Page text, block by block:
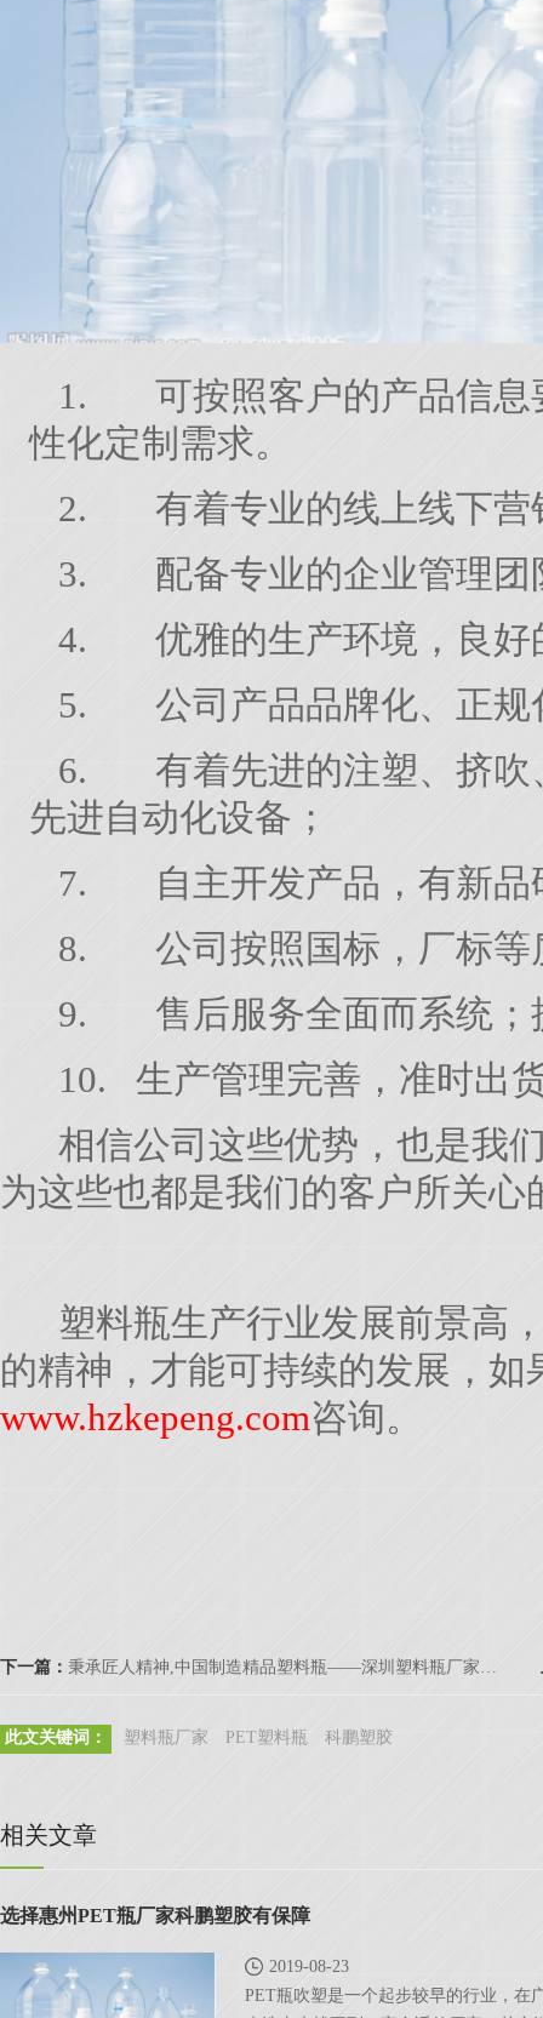
1. 可按照客户的产品信
性化定制需求。
2. 有着专业的线上线下
3. 配备专业的企业管理
4. 优雅的生产环境，良
5. 公司产品品牌化、正
6. 有着先进的注塑、挤
先进自动化设备；
7.
自主开发产品，有新
8. 公司按照国标，厂标
9. 售后服务全面而系统
10. 生产管理完善，准时出
相信公司这些优势，也是我
为这些也都是我们的客户所关心
塑料瓶生产行业发展前景高
的精神，才能可持续的发展，
www.hzkepeng.com咨询。
下一篇： 秉承匠人精神,中国制造精品塑料瓶——深圳塑料瓶厂家「科鹏塑胶」
此文关键词： 塑料瓶厂家 PET塑料瓶 科鹏塑胶
相关文章
选择惠州PET瓶厂家科鹏塑胶有保障
2019-08-23
PET瓶吹塑是一个起步较早的行业，在